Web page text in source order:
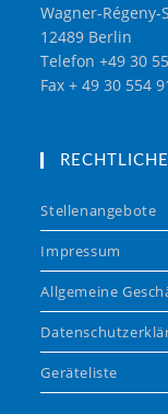
Wagner-Régeny-
12489 Berlin
Telefon +49 30
Fax + 49 30 554
Stellenangebote
Impressum
Allgemeine
Geräteliste